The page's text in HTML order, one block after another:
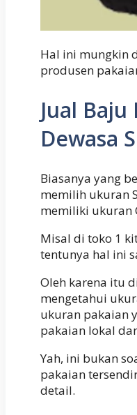
Hal ini mungkin
produsen
Jual
Dewasa
Biasanya yang
memilih ukuran
memiliki ukuran
Misal di toko 1
tentunya hal ini
Oleh karena itu
mengetahui
ukuran pakaian
pakaian lokal
Yah, ini bukan
pakaian
detail.